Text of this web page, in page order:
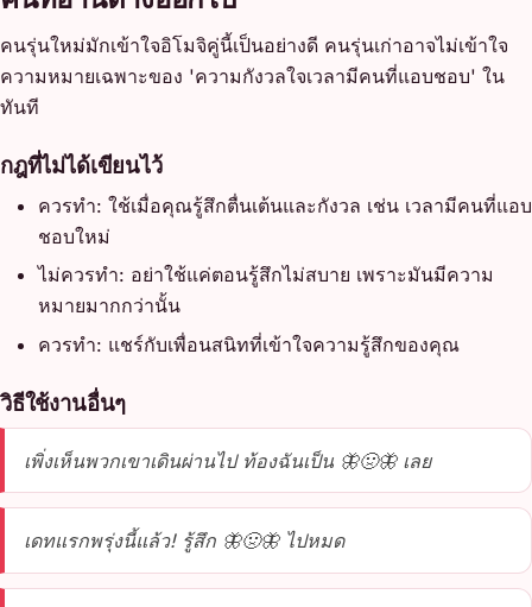
คนรุ่นใหม่มักเข้าใจอิโมจิคู่นี้เป็นอย่างดี คนรุ่นเก่าอาจไม่เข้าใจ
ความหมายเฉพาะของ 'ความกังวลใจเวลามีคนที่แอบชอบ' ใน
ทันที
กฎที่ไม่ได้เขียนไว้
ควรทำ: ใช้เมื่อคุณรู้สึกตื่นเต้นและกังวล เช่น เวลามีคนที่แอบ
ชอบใหม่
ไม่ควรทำ: อย่าใช้แค่ตอนรู้สึกไม่สบาย เพราะมันมีความ
หมายมากกว่านั้น
ควรทำ: แชร์กับเพื่อนสนิทที่เข้าใจความรู้สึกของคุณ
วิธีใช้งานอื่นๆ
เพิ่งเห็นพวกเขาเดินผ่านไป ท้องฉันเป็น 🦋🤢🦋 เลย
เดทแรกพรุ่งนี้แล้ว! รู้สึก 🦋🤢🦋 ไปหมด